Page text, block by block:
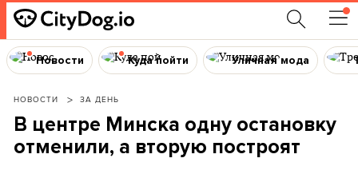
Новости Куда пойти Уличная мода
НОВОСТИ ЗА ДЕНЬ
В центре Минска одну остановку
отменили, а вторую построят